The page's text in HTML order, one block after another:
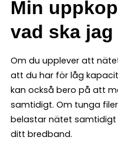
Min
vad ska
Om du upplever att
att du har för låg
kan också bero på att
samtidigt. Om tunga
belastar nätet samtidigt
ditt bredband.